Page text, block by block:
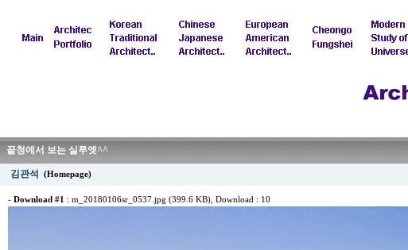
끝청에서 보는 실루엣^^
김관석 (Homepage)
- Download #1 : m_20180106sr_0537.jpg (399.6 KB) , Download : 10